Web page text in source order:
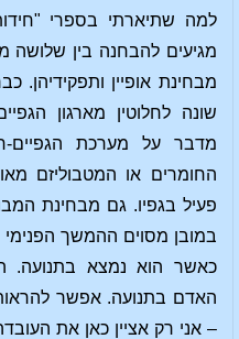
למה שתיארתי בספרי
מגיעים להבחנה בין שלושה
מבחינת אופיין ותפקידיהן.
שונה לחלוטין מארגון
מדבר על מערכת הגפיים-
החומרים או המטבוליזם
פעיל בגפיו. גם מבחינת
במובן מסוים ההמשך
כאשר הוא נמצא בתנועה.
האדם בתנועה. אפשר
– אני רק אציין כאן את